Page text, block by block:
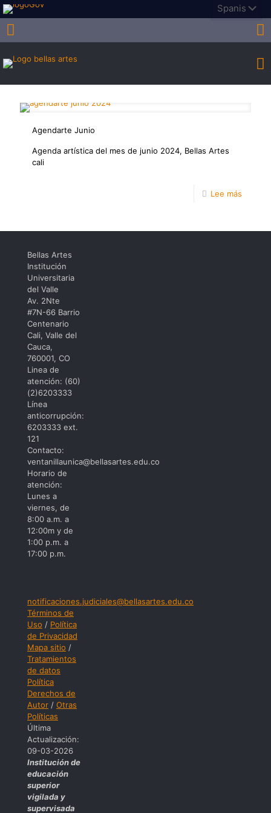
Agendarte Junio
Agenda artística del mes de junio 2024, Bellas Artes
cali
Lee más
Junio
Bellas Artes
Institución
Universitaria
del Valle
Av. 2Nte
#7N-66 Barrio
Centenario
Cali, Valle del
Cauca,
760001, CO
Linea de
atención: (60)
(2)6203333
Línea
anticorrupción:
6203333 ext.
121
Contacto:
ventanillaunica@bellasartes.edu.co
Horario de
atención:
Lunes a
viernes, de
8:00 a.m. a
12:00m y de
1:00 p.m. a
17:00 p.m.
notificaciones.judiciales@bellasartes.edu.co
Términos de
Uso / Política
de Privacidad
Mapa sitio /
Tratamientos
de datos
Política
Derechos de
Autor / Otras
Políticas
Última
Actualización:
09-03-2026
Institución de
educación
superior
vigilada y
supervisada